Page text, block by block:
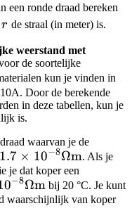
een ronde draad bereken
r
r de straal (in meter) is.
weerstand met
de soortelijke
kun je vinden in
Door de berekende
in deze tabellen, kun je
is.
waarvan je de
1.7
\times
10^{-8}
\Omega
1.7 × 10−8Ωm. Als je
je dat koper een
0−8Ωm bij 20 °C. Je kunt
waarschijnlijk van koper